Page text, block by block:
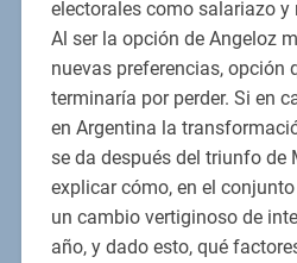
electorales como salariazo
Al ser la opción de Angeloz
nuevas preferencias, opción
terminaría por perder. Si en
en Argentina la
se da después del triunfo de
explicar cómo, en el
un cambio vertiginoso de
año, y dado esto, qué